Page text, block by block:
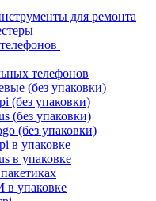
для ремонта
телефонов
(без упаковки)
(без упаковки)
(без упаковки)
(без упаковки)
в упаковке
в упаковке
в упаковке